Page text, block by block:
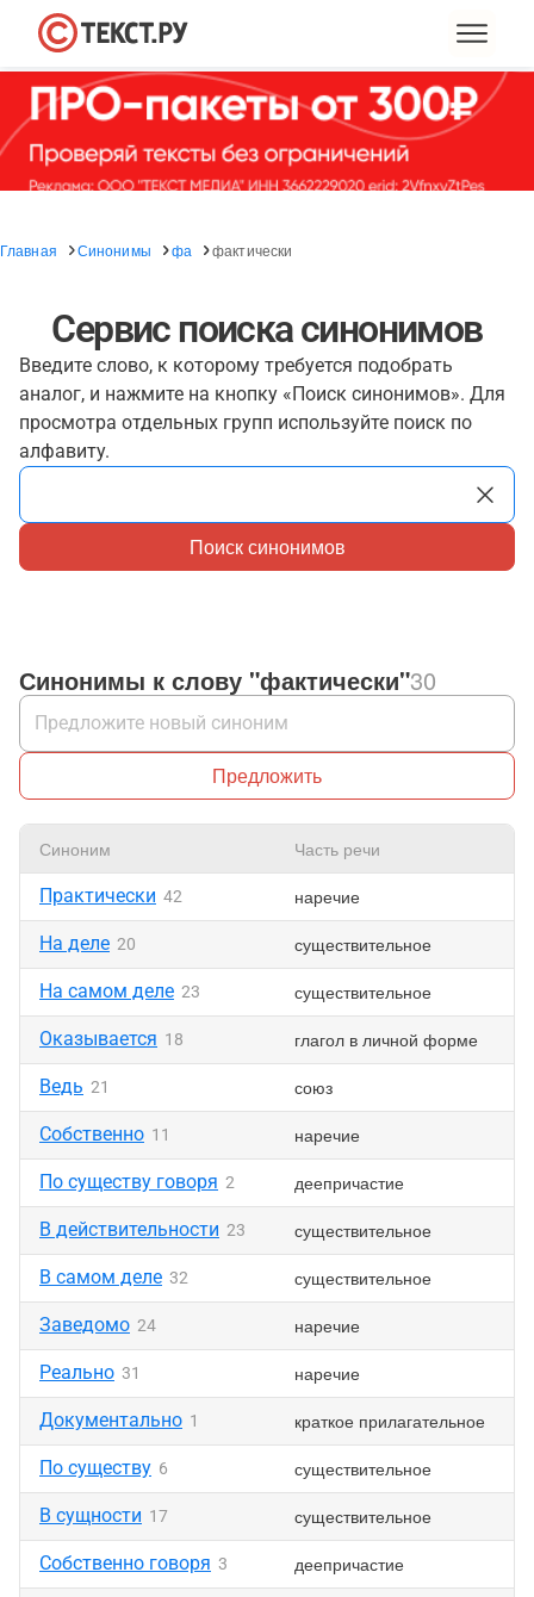
Главная Синонимы фа фактически
Сервис поиска синонимов
Введите слово, к которому требуется подобрать
аналог, и нажмите на кнопку «Поиск синонимов». Для
просмотра отдельных групп используйте поиск по
алфавиту.
Поиск синонимов
Синонимы к слову "фактически"30
Предложить
Синоним Часть речи
Практически 42 наречие
На деле 20 существительное
На самом деле 23 существительное
Оказывается 18 глагол в личной форме
Ведь 21 союз
Собственно 11 наречие
По существу говоря 2 деепричастие
В действительности 23 существительное
В самом деле 32 существительное
Заведомо 24 наречие
Реально 31 наречие
Документально 1 краткое прилагательное
По существу 6 существительное
В сущности 17 существительное
Собственно говоря 3 деепричастие